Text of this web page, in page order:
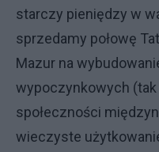
starczy pieniędzy w
sprzedamy połowę
Mazur na
wypoczynkowych (tak
społeczności
wieczyste